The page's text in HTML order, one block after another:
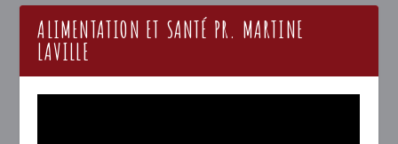
ALIMENTATION ET SANTÉ PR. MARTINE
LAVILLE